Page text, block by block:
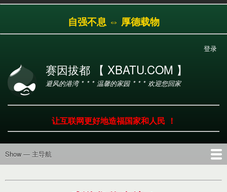
转
到
内
容
自强不息 ⇔ 厚德载物
户
登录
赛因拔都 【 XBATU.COM 】
避风的港湾 * * * 温馨的家园 * * * 欢迎您回家
让互联网更好地造福国家和人民 ！
主
航
Show — 主导航